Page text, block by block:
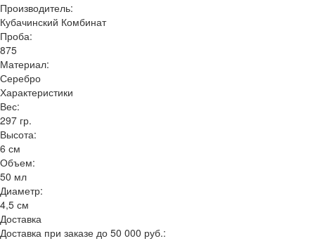
Производитель:
Кубачинский Комбинат
Проба:
875
Материал:
Серебро
Характеристики
Вес:
297 гр.
Высота:
6 см
Объем:
50 мл
Диаметр:
4,5 см
Доставка
Доставка при заказе до 50 000 руб.: